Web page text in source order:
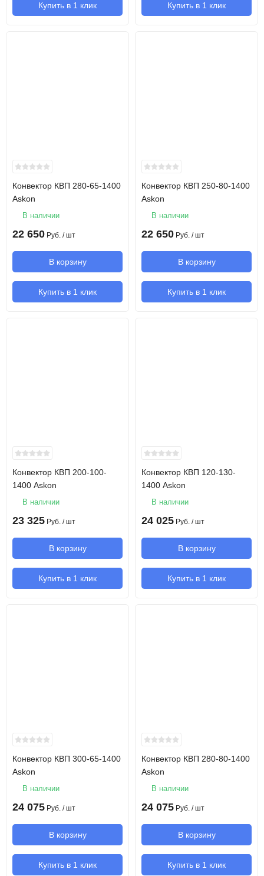
Купить в 1 клик Купить в 1 клик
Конвектор КВП 280-65-1400
Askon
В наличии
22 650 Руб. / шт
В корзину
Купить в 1 клик
Конвектор КВП 250-80-1400
Askon
В наличии
22 650 Руб. / шт
В корзину
Купить в 1 клик
Конвектор КВП 200-100-
1400 Askon
В наличии
23 325 Руб. / шт
В корзину
Купить в 1 клик
Конвектор КВП 120-130-
1400 Askon
В наличии
24 025 Руб. / шт
В корзину
Купить в 1 клик
Конвектор КВП 300-65-1400
Askon
В наличии
24 075 Руб. / шт
В корзину
Купить в 1 клик
Конвектор КВП 280-80-1400
Askon
В наличии
24 075 Руб. / шт
В корзину
Купить в 1 клик